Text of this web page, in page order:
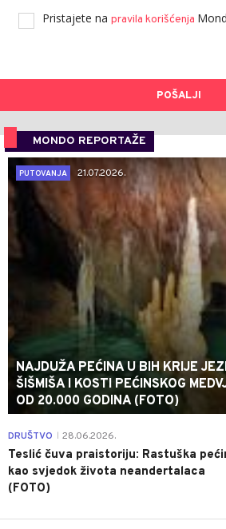
Pristajete na pravila korišćenja
POŠALJI
MONDO REPORTAŽE
PUTOVANJA
21.07.2026.
NAJDUŽA PEĆINA U BIH KRIJE
ŠIŠMIŠA I KOSTI PEĆINSKOG
OD 20.000 GODINA (FOTO)
DRUŠTVO 28.06.2026.
Teslić čuva praistoriju: Rastuška
kao svjedok života neandertalaca
(FOTO)